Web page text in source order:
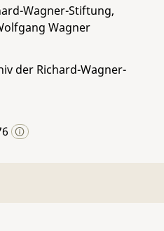
Wagner-Stiftung,
Wagner
der Richard-Wagner-